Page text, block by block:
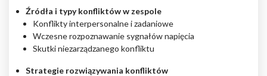
Źródła i typy konfliktów w zespole
Konflikty interpersonalne i zadaniowe
Wczesne rozpoznawanie sygnałów napięcia
Skutki niezarządzanego konfliktu
Strategie rozwiązywania konfliktów